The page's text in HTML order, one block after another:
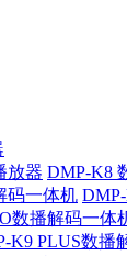
放器 DMP-K8
码一体机
数播解码一体
K9 PLUS数播